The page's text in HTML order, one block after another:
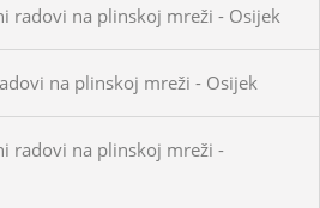
radovi na plinskoj mreži - Osijek
na plinskoj mreži - Osijek
radovi na plinskoj mreži -